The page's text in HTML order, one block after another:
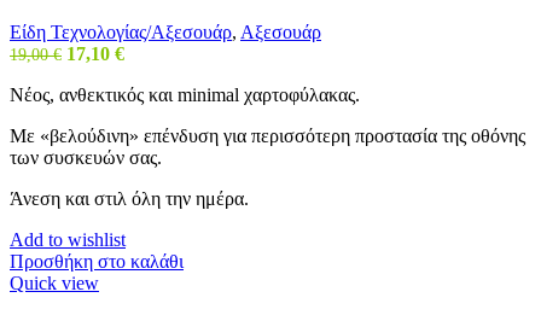
Είδη Τεχνολογίας/Αξεσουάρ, Αξεσουάρ
19,00€ Original
was:
17,10 €Η
τιμή
17,10 €.
Νέος, ανθεκτικός και minimal χαρτοφύλακας.
Με «βελούδινη» επένδυση για περισσότερη προστασία της οθόνης
των συσκευών σας.
Άνεση και στιλ όλη την ημέρα.
Add to wishlist
Προσθήκη στο καλάθι
Quick view